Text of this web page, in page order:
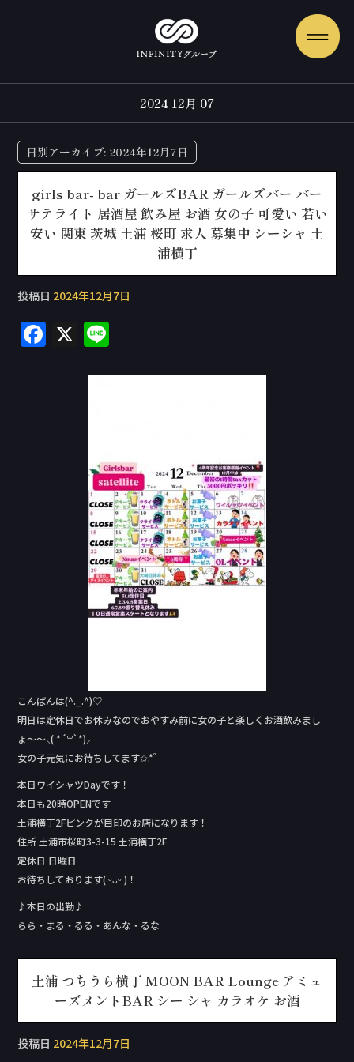
2024 12月 07
日別アーカイブ: 2024年12月7日
girls bar- bar ガールズBAR ガールズバー バー
サテライト 居酒屋 飲み屋 お酒 女の子 可愛い 若い
安い 関東 茨城 土浦 桜町 求人 募集中 シーシャ 土
浦横丁
投稿日 2024年12月7日
F X
e
こんばんは(^._.^)♡
明日は定休日でお休みなのでおやすみ前に女の子と楽しくお酒飲みまし
ょ〜〜⸜( *´꒳`*)⸝
女の子元気にお待ちしてます✩.*˚
本日ワイシャツDay‬です！
本日も20時OPENです
土浦横丁2Fピンクが目印のお店になります！
住所 土浦市桜町3-3-15 土浦横丁2F
定休日 日曜日
お待ちしております( ᵕᴗᵕ )！
♪本日の出勤♪
らら・まる・るる・あんな・るな
土浦 つちうら横丁 MOON BAR Lounge アミュ
ーズメントBAR シー シャ カラオケ お酒
投稿日 2024年12月7日